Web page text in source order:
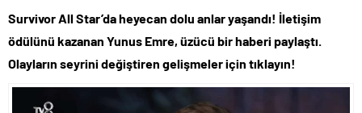
Didim Belediyesi Üretiyor, Didim Güzelleşiyor
Üsküdar’da Açık Hava Sinema Günleri Nostalji Dolu
Klasiklerle Devam Ediyor
Yüzlerce Vatandaş Faydalanıyor
Survivor All Star’da heyecan dolu anlar yaşandı! İletişim
ödülünü kazanan Yunus Emre, üzücü bir haberi paylaştı.
Olayların seyrini değiştiren gelişmeler için tıklayın!